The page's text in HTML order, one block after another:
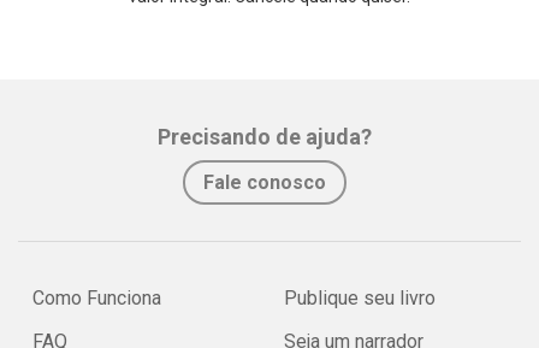
Precisando de ajuda?
Fale conosco
Como Funciona
FAQ
Publique seu livro
Seja um narrador